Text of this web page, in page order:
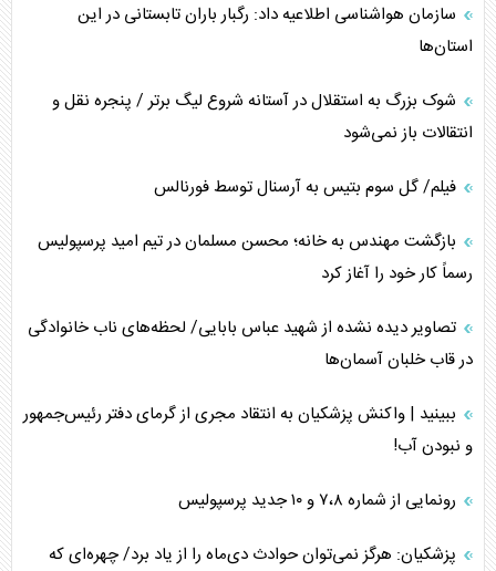
سازمان هواشناسی اطلاعیه داد: رگبار باران تابستانی در این
استان‌ها
شوک بزرگ به استقلال در آستانه شروع لیگ برتر / پنجره نقل و
انتقالات باز نمی‌شود
فیلم/ گل سوم بتیس به آرسنال توسط فورنالس
بازگشت مهندس به خانه؛ محسن مسلمان در تیم امید پرسپولیس
رسماً کار خود را آغاز کرد
تصاویر دیده نشده از شهید عباس بابایی/ لحظه‌های ناب خانوادگی
در قاب خلبان آسمان‌ها
ببینید | واکنش پزشکیان به انتقاد مجری از گرمای دفتر رئیس‌جمهور
و نبودن آب!
رونمایی از شماره ۷،۸ و ۱۰ جدید پرسپولیس
پزشکیان: هرگز نمی‌توان حوادث دی‌ماه را از یاد برد/ چهره‌ای که